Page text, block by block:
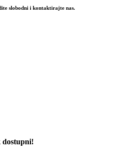
slobodni i kontaktirajte nas.
dostupni!